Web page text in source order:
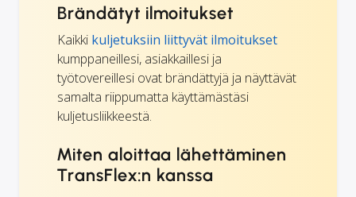
Brändätyt ilmoitukset
Kaikki kuljetuksiin liittyvät ilmoitukset
kumppaneillesi, asiakkaillesi ja
työtovereillesi ovat brändättyjä ja näyttävät
samalta riippumatta käyttämästäsi
kuljetusliikkeestä.
Miten aloittaa lähettäminen
TransFlex:n kanssa